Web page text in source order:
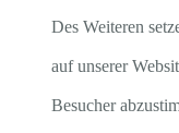
Des Weiteren
auf unserer
Besucher